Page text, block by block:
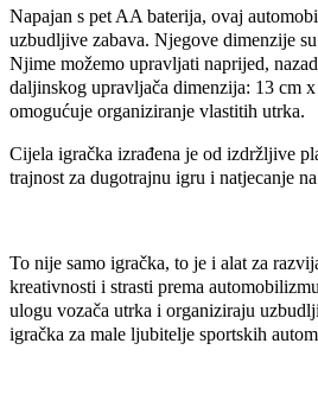
Napajan s pet AA baterija, ovaj
uzbudljive zabava. Njegove dimenzije
Njime možemo upravljati naprijed,
daljinskog upravljača dimenzija: 13 cm
omogućuje organiziranje vlastitih utrka.
Cijela igračka izrađena je od izdržljive
trajnost za dugotrajnu igru ​​i natjecanje
To nije samo igračka, to je i alat za
kreativnosti i strasti prema
ulogu vozača utrka i organiziraju
igračka za male ljubitelje sportskih